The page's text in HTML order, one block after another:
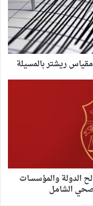
الدولة والمؤسسات
الشامل